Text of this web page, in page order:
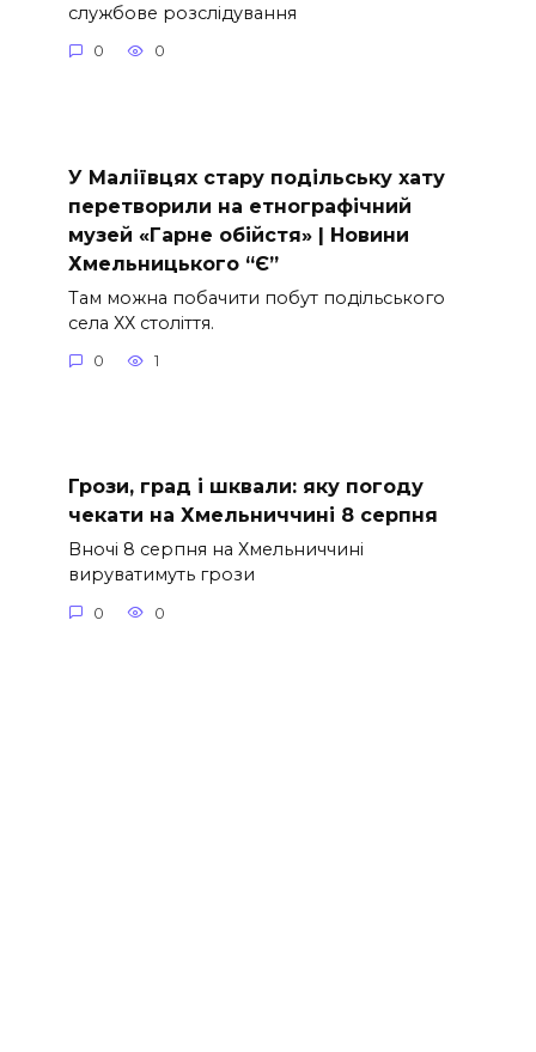
службове розслідування
0 0
У Маліївцях стару подільську хату
перетворили на етнографічний
музей «Гарне обійстя» | Новини
Хмельницького “Є”
Там можна побачити побут подільського
села ХХ століття.
0 1
Грози, град і шквали: яку погоду
чекати на Хмельниччині 8 серпня
Вночі 8 серпня на Хмельниччині
вируватимуть грози
0 0